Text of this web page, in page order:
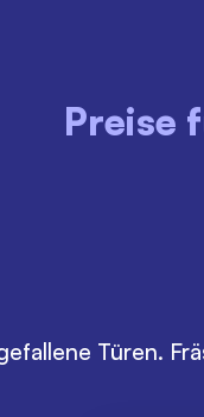
Preise
Türen.